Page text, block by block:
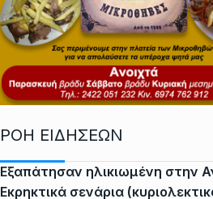
ΡΟΗ ΕΙΔΗΣΕΩΝ
Εξαπάτησαν ηλικιωμένη στην
Εκρηκτικά σενάρια